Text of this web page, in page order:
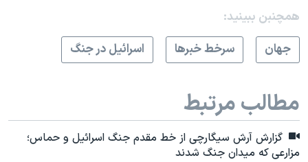
همچنبن ببینید:
جهان
سرخط خبرها اسرائیل در جنگ
مطالب مرتبط
گزارش آرش سیگارچی از خط مقدم جنگ اسرائیل و حماس؛
مزارعی که میدان جنگ شدند